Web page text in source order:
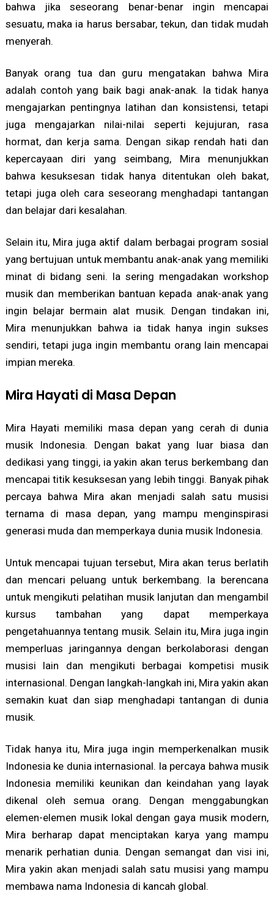
bahwa jika seseorang benar-benar ingin mencapai
sesuatu, maka ia harus bersabar, tekun, dan tidak mudah
menyerah.
Banyak orang tua dan guru mengatakan bahwa Mira
adalah contoh yang baik bagi anak-anak. Ia tidak hanya
mengajarkan pentingnya latihan dan konsistensi, tetapi
juga mengajarkan nilai-nilai seperti kejujuran, rasa
hormat, dan kerja sama. Dengan sikap rendah hati dan
kepercayaan diri yang seimbang, Mira menunjukkan
bahwa kesuksesan tidak hanya ditentukan oleh bakat,
tetapi juga oleh cara seseorang menghadapi tantangan
dan belajar dari kesalahan.
Selain itu, Mira juga aktif dalam berbagai program sosial
yang bertujuan untuk membantu anak-anak yang memiliki
minat di bidang seni. Ia sering mengadakan workshop
musik dan memberikan bantuan kepada anak-anak yang
ingin belajar bermain alat musik. Dengan tindakan ini,
Mira menunjukkan bahwa ia tidak hanya ingin sukses
sendiri, tetapi juga ingin membantu orang lain mencapai
impian mereka.
Mira Hayati di Masa Depan
Mira Hayati memiliki masa depan yang cerah di dunia
musik Indonesia. Dengan bakat yang luar biasa dan
dedikasi yang tinggi, ia yakin akan terus berkembang dan
mencapai titik kesuksesan yang lebih tinggi. Banyak pihak
percaya bahwa Mira akan menjadi salah satu musisi
ternama di masa depan, yang mampu menginspirasi
generasi muda dan memperkaya dunia musik Indonesia.
Untuk mencapai tujuan tersebut, Mira akan terus berlatih
dan mencari peluang untuk berkembang. Ia berencana
untuk mengikuti pelatihan musik lanjutan dan mengambil
kursus tambahan yang dapat memperkaya
pengetahuannya tentang musik. Selain itu, Mira juga ingin
memperluas jaringannya dengan berkolaborasi dengan
musisi lain dan mengikuti berbagai kompetisi musik
internasional. Dengan langkah-langkah ini, Mira yakin akan
semakin kuat dan siap menghadapi tantangan di dunia
musik.
Tidak hanya itu, Mira juga ingin memperkenalkan musik
Indonesia ke dunia internasional. Ia percaya bahwa musik
Indonesia memiliki keunikan dan keindahan yang layak
dikenal oleh semua orang. Dengan menggabungkan
elemen-elemen musik lokal dengan gaya musik modern,
Mira berharap dapat menciptakan karya yang mampu
menarik perhatian dunia. Dengan semangat dan visi ini,
Mira yakin akan menjadi salah satu musisi yang mampu
membawa nama Indonesia di kancah global.